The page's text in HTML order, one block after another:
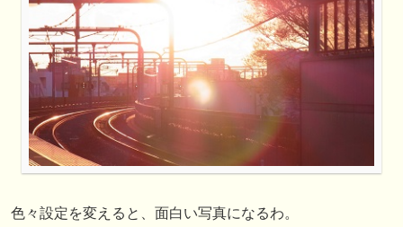
色々設定を変えると、面白い写真になるわ。